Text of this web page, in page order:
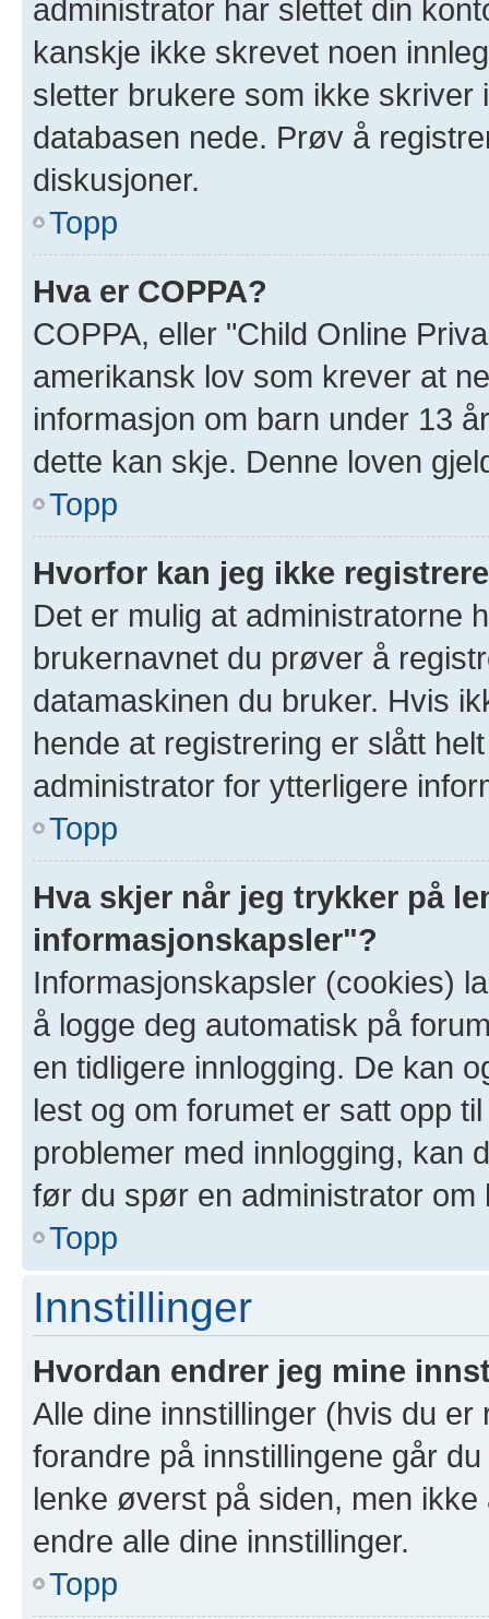
administrator har slettet din
kanskje ikke skrevet noen
sletter brukere som ikke
databasen nede. Prøv å
diskusjoner.
Topp
Hva er COPPA?
COPPA, eller "Child Online
amerikansk lov som krever at
informasjon om barn under 13
dette kan skje. Denne loven
Topp
Hvorfor kan jeg ikke
Det er mulig at administratorne
brukernavnet du prøver å
datamaskinen du bruker. Hvis
hende at registrering er slått
administrator for ytterligere
Topp
Hva skjer når jeg trykker på
informasjonskapsler"?
Informasjonskapsler (cookies)
å logge deg automatisk på
en tidligere innlogging. De kan
lest og om forumet er satt opp
problemer med innlogging,
før du spør en administrator
Topp
Innstillinger
Hvordan endrer jeg mine
Alle dine innstillinger (hvis du
forandre på innstillingene går
lenke øverst på siden, men
endre alle dine innstillinger.
Topp